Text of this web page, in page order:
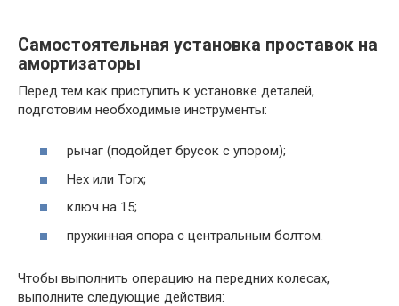
Самостоятельная установка проставок на
амортизаторы
Перед тем как приступить к установке деталей,
подготовим необходимые инструменты:
рычаг (подойдет брусок с упором);
Hex или Torx;
ключ на 15;
пружинная опора с центральным болтом.
Чтобы выполнить операцию на передних колесах,
выполните следующие действия: